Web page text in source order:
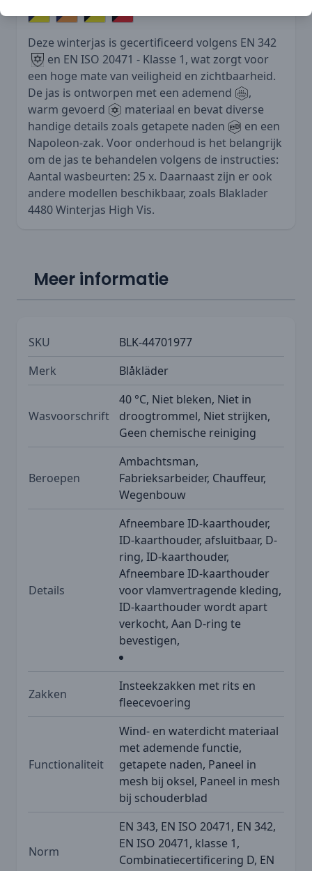
Deze winterjas is gecertificeerd volgens EN 342
en EN ISO 20471 - Klasse 1, wat zorgt voor
een hoge mate van veiligheid en zichtbaarheid.
De jas is ontworpen met een ademend
,
warm gevoerd
materiaal en bevat diverse
handige details zoals getapete naden
en een
Napoleon-zak. Voor onderhoud is het belangrijk
om de jas te behandelen volgens de instructies:
Aantal wasbeurten: 25 x. Daarnaast zijn er ook
andere modellen beschikbaar, zoals Blaklader
4480 Winterjas High Vis.
Meer informatie
SKU
BLK-44701977
Merk
Blåkläder
Wasvoorschrift
40 °C, Niet bleken, Niet in
droogtrommel, Niet strijken,
Geen chemische reiniging
Beroepen
Ambachtsman,
Fabrieksarbeider, Chauffeur,
Wegenbouw
Details
Afneembare ID-kaarthouder,
ID-kaarthouder, afsluitbaar, D-
ring, ID-kaarthouder,
Afneembare ID-kaarthouder
voor vlamvertragende kleding,
ID-kaarthouder wordt apart
verkocht, Aan D-ring te
bevestigen,
Zakken
Insteekzakken met rits en
fleecevoering
Functionaliteit
Wind- en waterdicht materiaal
met ademende functie,
getapete naden, Paneel in
mesh bij oksel, Paneel in mesh
bij schouderblad
Norm
EN 343, EN ISO 20471, EN 342,
EN ISO 20471, klasse 1,
Combinatiecertificering D, EN